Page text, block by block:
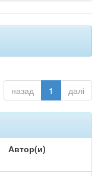
назад 1 далі
Автор(и)